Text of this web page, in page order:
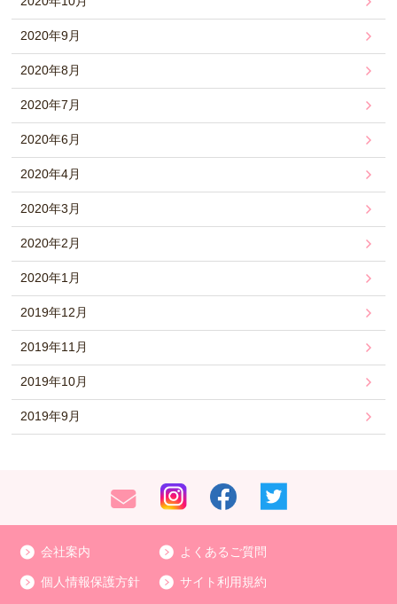
2020年9月
2020年8月
2020年7月
2020年6月
2020年4月
2020年3月
2020年2月
2020年1月
2019年12月
2019年11月
2019年10月
2019年9月
会社案内 よくあるご質問
個人情報保護方針 サイト利用規約